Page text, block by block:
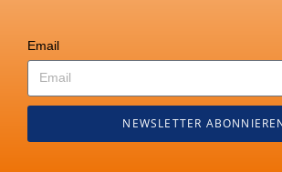
Email
NEWSLETTER